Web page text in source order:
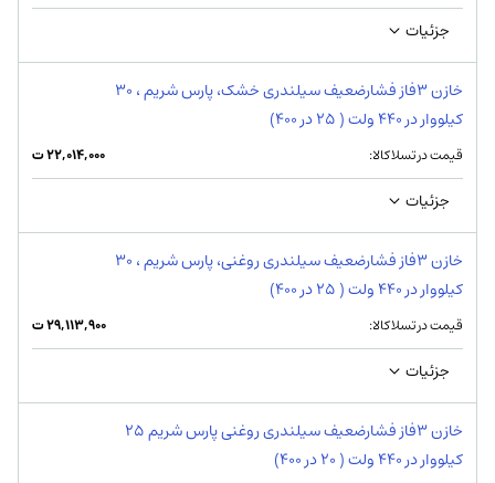
جزئیات
خازن 3فاز فشارضعیف سیلندری خشک، پارس شریم ، 30
کیلووار در 440 ولت ( 25 در 400)
قیمت در تسلاکالا: ۲۲,۰۱۴,۰۰۰ت
جزئیات
خازن 3فاز فشارضعیف سیلندری روغنی، پارس شریم ، 30
کیلووار در 440 ولت ( 25 در 400)
قیمت در تسلاکالا: ۲۹,۱۱۳,۹۰۰ت
جزئیات
خازن 3فاز فشارضعیف سیلندری روغنی پارس شریم 25
کیلووار در 440 ولت ( 20 در 400)